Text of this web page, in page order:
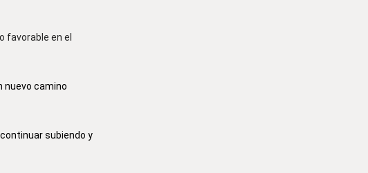
favorable en el
nuevo camino
subiendo y